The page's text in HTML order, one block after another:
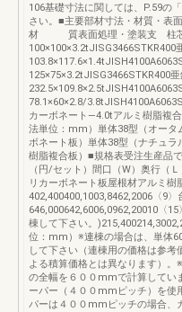
106基礎寸法に関しては、P.59の
さい。■主要部材寸法・材質・表
材 質表面処理・塗装支 柱
100×100×3.2tJISG3466STKR400
125×75×3.2tJISG3466STKR400
78.1×60×2.8/
カーボネート—4.0tアルミ樹脂複
法単位：mm）単体38型（オータ
ボネート板）単体38型（ナチュラ
樹脂複合板）■規格表受注生
（円/セット）間口（W）奥行（
リカーボネート板屋根材アルミ樹
402,400400,1003,8462,2006〈9〉
646,000642,6006,0962,20010〈
棟して下さい。
位：mm）※連棟の場合は、単体
して下さい（連棟用の価格は参考
よる積算価格とは異なります）
の全幅を６００mmで計算して
ーパー（４００mmピッチ）を使
パーは４００mmピッチの場合、